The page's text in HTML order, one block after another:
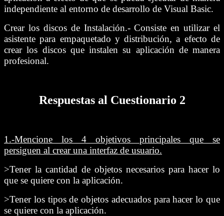
independiente al entorno de desarrollo de Visual Basic.
Crear los discos de Instalación.- Consiste en utilizar el
asistente para empaquetado y distribución, a efecto de
crear los discos que instalen su aplicación de manera
profesional.
Respuestas al Cuestionario 2
1.-Mencione los 4 objetivos principales que se
persiguen al crear una interfaz de usuario.
>Tener la cantidad de objetos necesarios para hacer lo
que se quiere con la aplicación.
>Tener los tipos de objetos adecuados para hacer lo que
se quiere con la aplicación.